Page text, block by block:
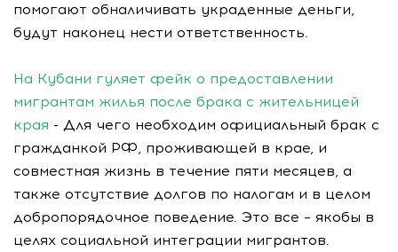
помогают обналичивать украденные деньги,
будут наконец нести ответственность.
На Кубани гуляет фейк о предоставлении
мигрантам жилья после брака с жительницей
края - Для чего необходим официальный брак с
гражданкой РФ, проживающей в крае, и
совместная жизнь в течение пяти месяцев, а
также отсутствие долгов по налогам и в целом
добропорядочное поведение. Это все – якобы в
целях социальной интеграции мигрантов.